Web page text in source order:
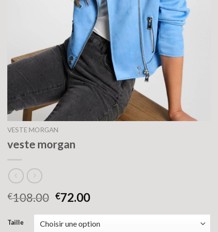
VESTE MORGAN
veste morgan
€108.00 €72.00
Taille